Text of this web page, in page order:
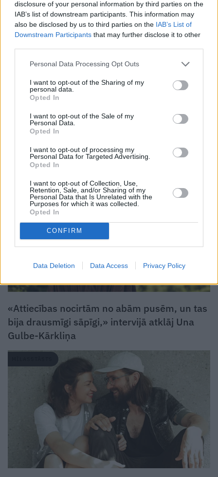
disclosure of your personal information by third parties on the
IAB’s list of downstream participants. This information may
also be disclosed by us to third parties on the IAB’s List of
Downstream Participants that may further disclose it to other
Personal Data Processing Opt Outs
I want to opt-out of the Sharing of my
personal data.
Opted In
I want to opt-out of the Sale of my
Personal Data.
Opted In
I want to opt-out of processing my
Personal Data for Targeted Advertising.
Opted In
I want to opt-out of Collection, Use,
Retention, Sale, and/or Sharing of my
Personal Data that Is Unrelated with the
Purposes for which it was collected.
Opted In
CONFIRM
Data Deletion Data Access Privacy Policy
«Ilgi centos saglabāt ģimeni par katru cenu.»
Rožu kolekcionāre Romija atklāti par savām
dzīves mācībām
INTERVIJA
«Attiecības nocirtām no abām pusēm, un tas
bija drausmīgi sāpīgi,» intervijā atklāj Una
Gulbe-Kārkliņa